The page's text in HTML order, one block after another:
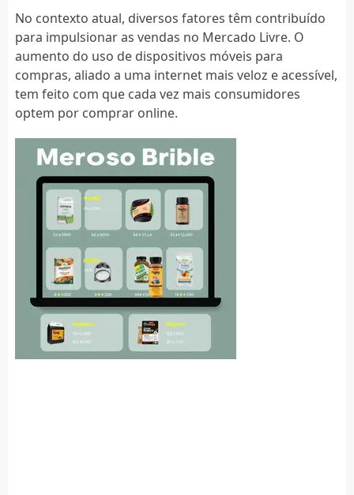
No contexto atual, diversos fatores têm contribuído
para impulsionar as vendas no Mercado Livre. O
aumento do uso de dispositivos móveis para
compras, aliado a uma internet mais veloz e acessível,
tem feito com que cada vez mais consumidores
optem por comprar online.